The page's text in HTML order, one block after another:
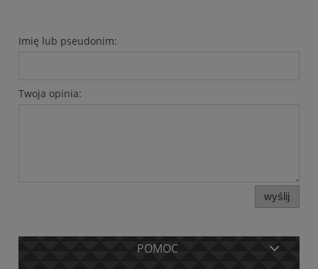
Imię lub pseudonim:
Twoja opinia:
wyślij
POMOC